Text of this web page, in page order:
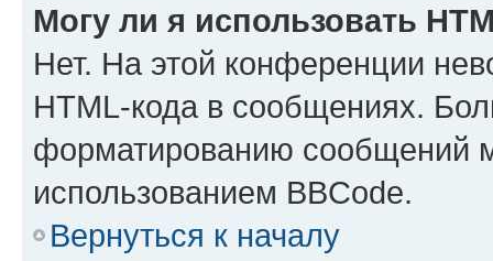
Могу ли я использовать
Нет. На этой конференции
HTML-кода в сообщениях.
форматированию сообщений
использованием BBCode.
Вернуться к началу